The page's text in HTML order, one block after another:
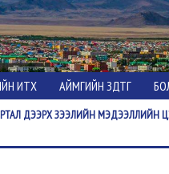
ИТХ АЙМГИЙН ЗДТГ
ДЭЭРХ ЗЭЭЛИЙН МЭДЭЭЛЛИЙН